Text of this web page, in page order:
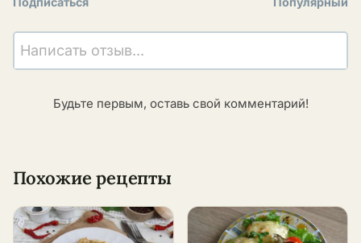
Написать отзыв...
Будьте первым, оставь свой комментарий!
Похожие рецепты